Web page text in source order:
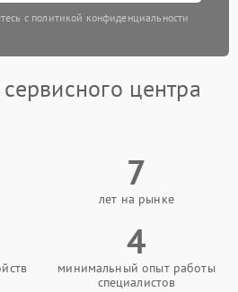
с политикой конфиденциальности
центра
7
лет на рынке
4
минимальный опыт работы
специалистов